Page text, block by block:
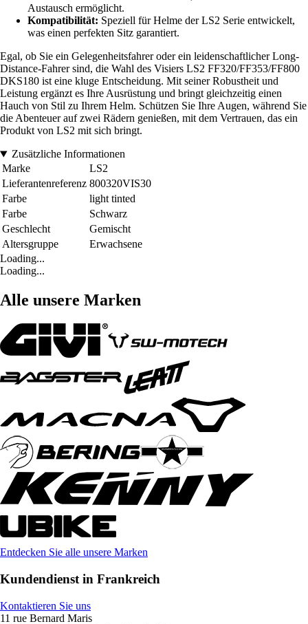
Austausch ermöglicht.
Kompatibilität: Speziell für Helme der LS2 Serie entwickelt,
was einen perfekten Sitz garantiert.
Egal, ob Sie ein Gelegenheitsfahrer oder ein leidenschaftlicher Long-
Distance-Fahrer sind, die Wahl des Visiers LS2 FF320/FF353/FF800
DKS180 ist eine kluge Entscheidung. Mit seiner Robustheit und
Leistung ergänzt es Ihre Ausrüstung und bringt gleichzeitig einen
Hauch von Stil zu Ihrem Helm. Schützen Sie Ihre Augen, während Sie
die Abenteuer auf zwei Rädern genießen, mit dem Vertrauen, das ein
Produkt von LS2 mit sich bringt.
Zusätzliche Informationen
Marke
LS2
Lieferantenreferenz 800320VIS30
Farbe
light tinted
Farbe
Schwarz
Geschlecht
Gemischt
Altersgruppe
Erwachsene
Loading...
Loading...
Alle unsere Marken
Entdecken Sie alle unsere Marken
Kundendienst in Frankreich
Kontaktieren Sie uns
11 rue Bernard Maris